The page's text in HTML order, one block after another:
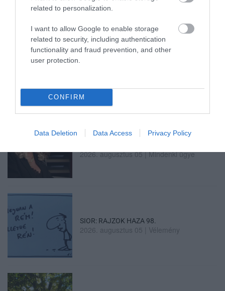
related to personalization.
I want to allow Google to enable storage
related to security, including authentication
functionality and fraud prevention, and other
user protection.
CONFIRM
Data Deletion Data Access Privacy Policy
VISSZATÉR EGER BELVÁROSÁNAK
„A NER-FELESÉGEK GYEREKKEL
2026. augusztus 05|Mindenki ügye
SIOR: RAJZOK HAZA 98.
2026. augusztus 05 Vélemény